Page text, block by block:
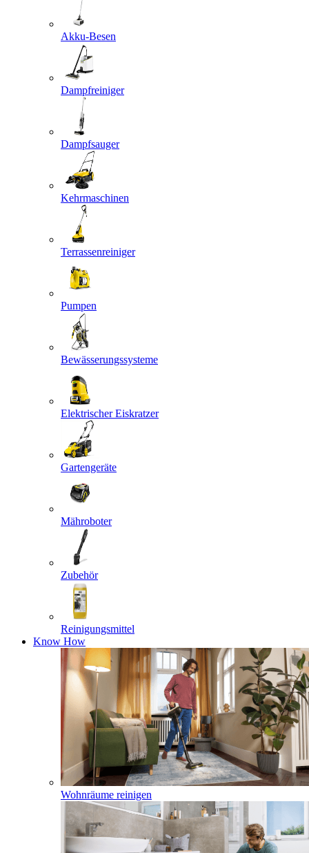
Akku-Besen
Dampfreiniger
Dampfsauger
Kehrmaschinen
Terrassenreiniger
Pumpen
Bewässerungssysteme
Elektrischer Eiskratzer
Gartengeräte
Mähroboter
Zubehör
Reinigungsmittel
Know How
Wohnräume reinigen